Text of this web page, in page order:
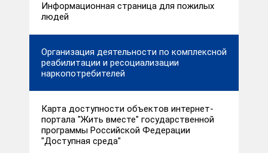
Информационная страница для пожилых
людей
Организация деятельности по комплексной
реабилитации и ресоциализации
наркопотребителей
Карта доступности объектов интернет-
портала "Жить вместе" государственной
программы Российской Федерации
"Доступная среда"